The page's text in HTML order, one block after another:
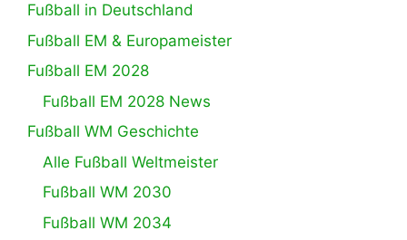
Fußball in Deutschland
Fußball EM & Europameister
Fußball EM 2028
Fußball EM 2028 News
Fußball WM Geschichte
Alle Fußball Weltmeister
Fußball WM 2030
Fußball WM 2034